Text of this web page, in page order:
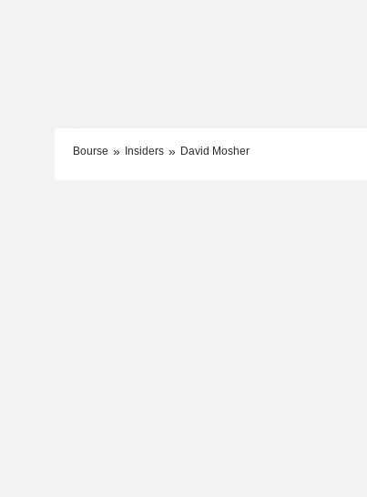
Bourse Insiders David Mosher